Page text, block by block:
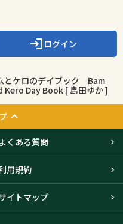
ログイン
とケロのデイブック Bam
Kero Day Book [ 島田ゆか ]
くある質問
用規約
イトマップ